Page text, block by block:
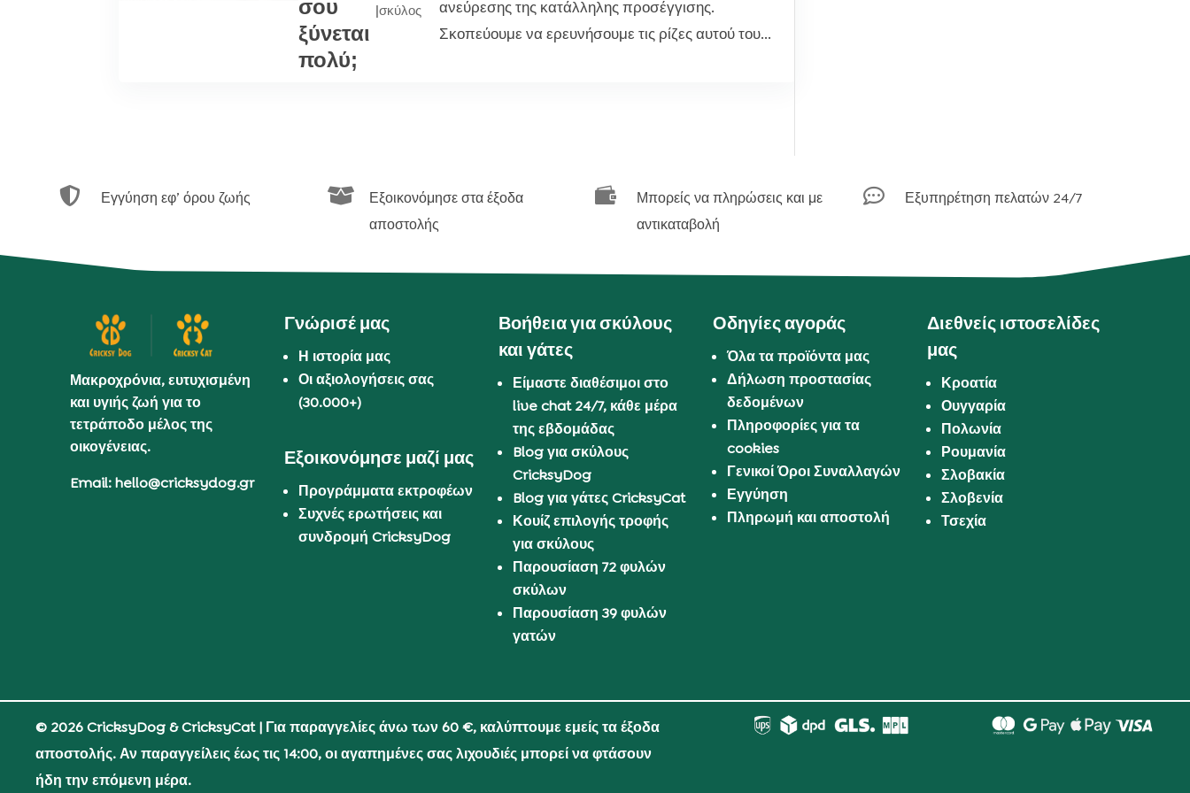
σου
ξύνεται
πολύ;
|σκύλος
ανεύρεσης της κατάλληλης προσέγγισης.
Σκοπεύουμε να ερευνήσουμε τις ρίζες αυτού του...
 Εγγύηση εφ’ όρου ζωής 
Εξοικονόμησε στα έξοδα
αποστολής

Μπορείς να πληρώσεις και με
αντικαταβολή
 Εξυπηρέτηση πελατών 24/7
Μακροχρόνια, ευτυχισμένη
και υγιής ζωή για το
τετράποδο μέλος της
οικογένειας.
Email: hello@cricksydog.gr
Γνώρισέ μας
Η ιστορία μας
Οι αξιολογήσεις σας
(30.000+)
Εξοικονόμησε μαζί μας
Προγράμματα εκτροφέων
Συχνές ερωτήσεις και
συνδρομή CricksyDog
Βοήθεια για σκύλους
και γάτες
Είμαστε διαθέσιμοι στο
live chat 24/7, κάθε μέρα
της εβδομάδας
Blog για σκύλους
CricksyDog
Blog για γάτες CricksyCat
Κουίζ επιλογής τροφής
για σκύλους
Παρουσίαση 72 φυλών
σκύλων
Παρουσίαση 39 φυλών
γατών
Οδηγίες αγοράς
Όλα τα προϊόντα μας
Δήλωση προστασίας
δεδομένων
Πληροφορίες για τα
cookies
Γενικοί Όροι Συναλλαγών
Εγγύηση
Πληρωμή και αποστολή
Διεθνείς ιστοσελίδες
μας
Κροατία
Ουγγαρία
Πολωνία
Ρουμανία
Σλοβακία
Σλοβενία
Τσεχία
© 2026 CricksyDog & CricksyCat| Για παραγγελίες άνω των 60 €, καλύπτουμε εμείς τα έξοδα
αποστολής. Αν παραγγείλεις έως τις 14:00, οι αγαπημένες σας λιχουδιές μπορεί να φτάσουν
ήδη την επόμενη μέρα.